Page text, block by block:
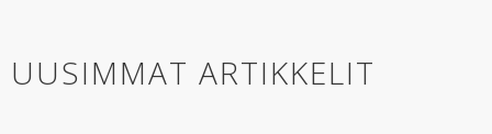
UUSIMMAT ARTIKKELIT